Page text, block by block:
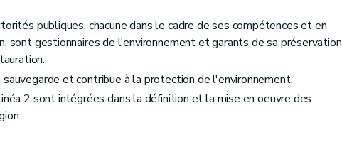
et recours
publiques, chacune dans le cadre de ses compétences et en
sont gestionnaires de l'environnement et garants de sa préservation
et contribue à la protection de l'environnement.
2 sont intégrées dans la définition et la mise en oeuvre des